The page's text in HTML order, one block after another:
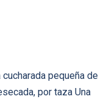
pequeña de
por taza Una